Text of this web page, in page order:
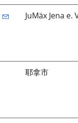
JuMäx Jena e.
耶拿市